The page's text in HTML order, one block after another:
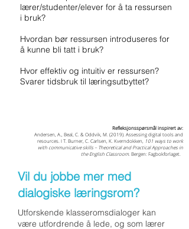
lærer/studenter/elever for å ta ressursen
i bruk?
Hvordan bør ressursen introduseres for
å kunne bli tatt i bruk?
Hvor effektiv og intuitiv er ressursen?
Svarer tidsbruk til læringsutbyttet?
Refleksjonsspørsmål inspirert av:
Andersen, A., Beal, C. & Oddvik, M. (2019). Assessing digital tools and
resources. I T. Burner, C. Carlsen, K. Kverndokken,
101 ways to work
with communicative skills – Theoretical and Practical Approaches in
the English Classroom. Bergen: Fagbokforlaget.
Vil du jobbe mer med
dialogiske læringsrom?
Utforskende klasseromsdialoger kan
være utfordrende å lede, og som lærer